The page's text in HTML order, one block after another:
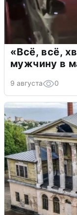
«Всё, всё,
мужчину в
9 августа 0